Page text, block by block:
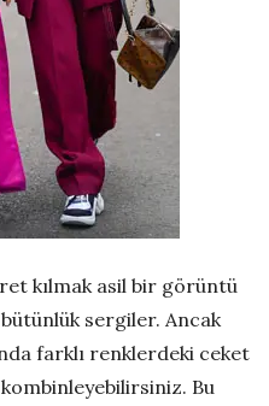
kılmak asil bir görüntü
sergiler. Ancak
farklı renklerdeki ceket
Bu